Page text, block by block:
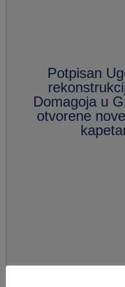
Potpisan
Domagoja u
otvorene